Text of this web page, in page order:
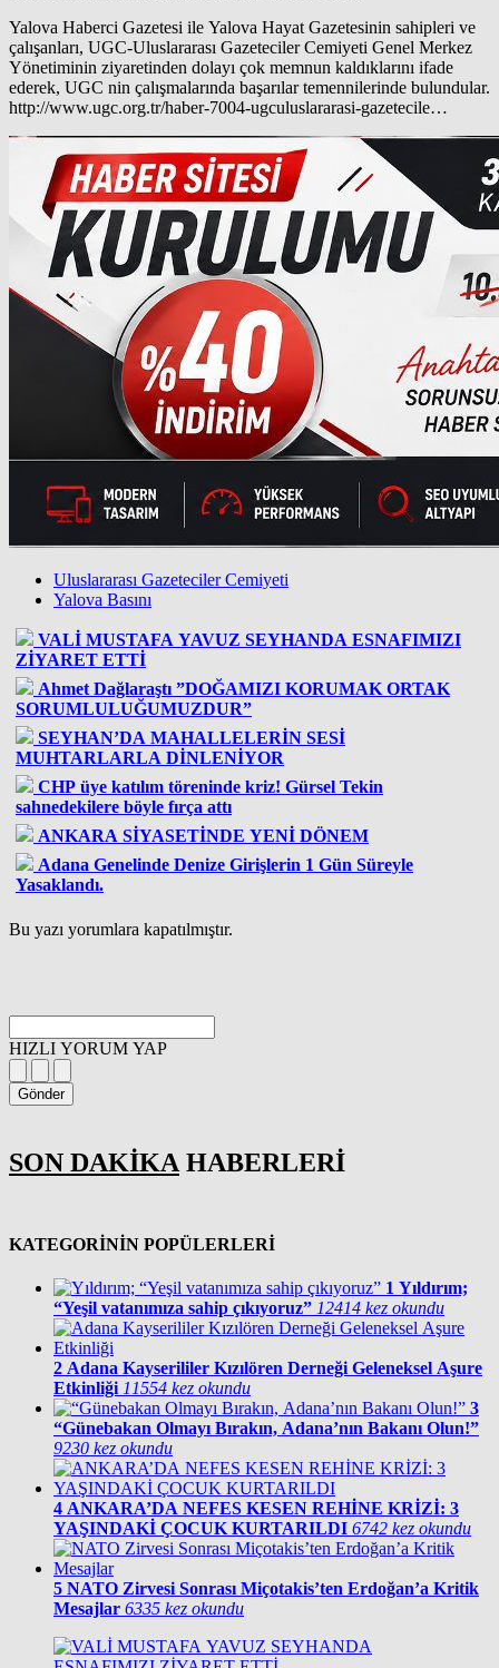
Yalova Haberci Gazetesi ile Yalova Hayat Gazetesinin sahipleri ve
çalışanları, UGC-Uluslararası Gazeteciler Cemiyeti Genel Merkez
Yönetiminin ziyaretinden dolayı çok memnun kaldıklarını ifade
ederek, UGC nin çalışmalarında başarılar temennilerinde bulundular.
http://www.ugc.org.tr/haber-7004-ugculuslararasi-gazetecile…
Uluslararası Gazeteciler Cemiyeti
Yalova Basını
VALİ MUSTAFA YAVUZ SEYHANDA ESNAFIMIZI
ZİYARET ETTİ
Ahmet Dağlaraştı ”DOĞAMIZI KORUMAK ORTAK
SORUMLULUĞUMUZDUR”
SEYHAN’DA MAHALLELERİN SESİ
MUHTARLARLA DİNLENİYOR
CHP üye katılım töreninde kriz! Gürsel Tekin
sahnedekilere böyle fırça attı
ANKARA SİYASETİNDE YENİ DÖNEM
Adana Genelinde Denize Girişlerin 1 Gün Süreyle
Yasaklandı.
Bu yazı yorumlara kapatılmıştır.
HIZLI YORUM YAP
Gönder
SON DAKİKA HABERLERİ
KATEGORİNİN POPÜLERLERİ
1 Yıldırım;
“Yeşil vatanımıza sahip çıkıyoruz” 12414 kez okundu
2 Adana Kayserililer Kızılören Derneği Geleneksel Aşure
Etkinliği 11554 kez okundu
3
“Günebakan Olmayı Bırakın, Adana’nın Bakanı Olun!”
9230 kez okundu
4 ANKARA’DA NEFES KESEN REHİNE KRİZİ: 3
YAŞINDAKİ ÇOCUK KURTARILDI 6742 kez okundu
5 NATO Zirvesi Sonrası Miçotakis’ten Erdoğan’a Kritik
Mesajlar 6335 kez okundu